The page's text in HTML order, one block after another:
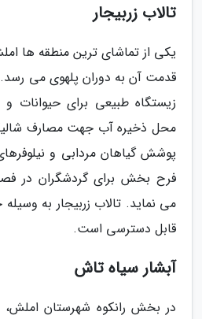
تالاب زربیجار
یکی از تماشای ترین منطقه ها
قدمت آن به دوران پلهوی می رسد.
زیستگاه طبیعی برای حیوانات و
محل ذخیره آب جهت مصارف
پوشش گیاهان مردابی و
فرح بخش برای گردشگران در
می نماید. تالاب زربیجار به
قابل دسترسی است.
آبشار سیاه تاش
در بخش رانکوه شهرستان املش،